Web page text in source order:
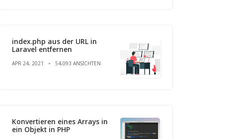
index.php aus der URL in
Laravel entfernen
APR 24, 2021 54,093 ANSICHTEN
Konvertieren eines Arrays in
ein Objekt in PHP